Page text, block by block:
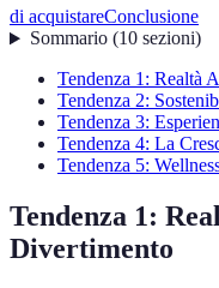
di acquistareConclusione
Sommario(10 sezioni)
Tendenza 1: Realtà
Tendenza 2:
Tendenza 3:
Tendenza 4: La
Tendenza 5:
Tendenza 1:
Divertimento